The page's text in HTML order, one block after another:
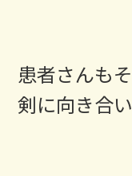
患者さんも
剣に向き合い